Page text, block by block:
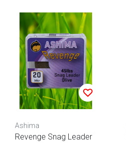
Ashima
Revenge Snag Leader